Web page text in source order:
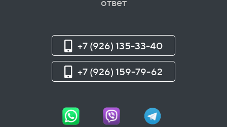
ответ
+7 (926) 135-33-40
+7 (926) 159-79-62